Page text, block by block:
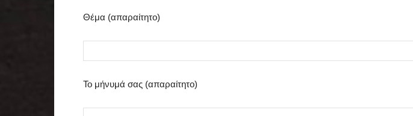
Θέμα (απαραίτητο)
Το μήνυμά σας (απαραίτητο)